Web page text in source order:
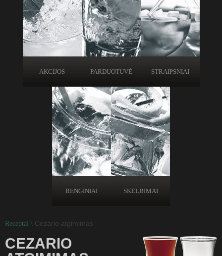
AKCIJOS PARDUOTUVĖ STRAIPSNIAI
RENGINIAI SKELBIMAI
Receptai \ Cezario atgimimas
CEZARIO